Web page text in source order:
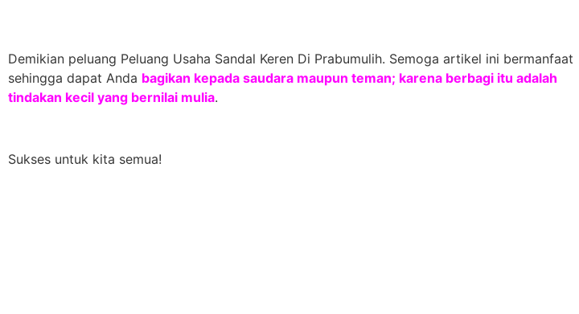
Demikian peluang Peluang Usaha Sandal Keren Di Prabumulih. Semoga artikel ini bermanfaat
sehingga dapat Anda bagikan kepada saudara maupun teman; karena berbagi itu adalah
tindakan kecil yang bernilai mulia.
Sukses untuk kita semua!